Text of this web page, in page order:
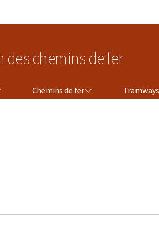
chemins de fer
Chemins de fer Tramways